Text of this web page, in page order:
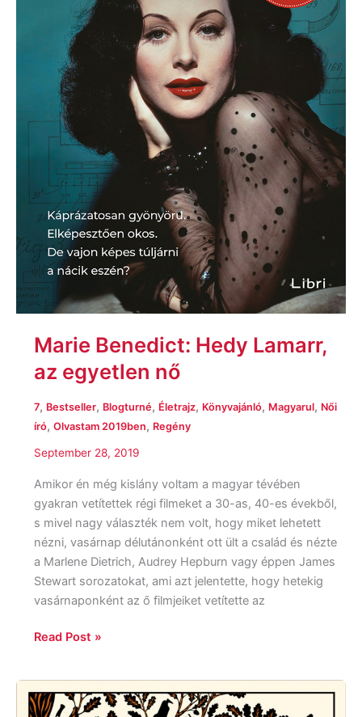
Marie Benedict: Hedy Lamarr,
az egyetlen nő
7, Bestseller, Blogturné, Életrajz, Könyvajánló, Magyarul, Női
író, Olvastam 2019ben, Regény
September 28, 2019
Amikor én még kislány voltam a magyar tévében
gyakran vetítettek régi filmeket a 30-as, 40-es évekből,
s mivel nagy választék nem volt, hogy miket lehetett
nézni, vasárnap délutánonként ott ült a család és nézte
a Marlene Dietrich, Audrey Hepburn vagy éppen James
Stewart sorozatokat, ami azt jelentette, hogy hetekig
vasárnaponként az ő filmjeiket vetítette az
Read Post »
Lucy
Mangan: